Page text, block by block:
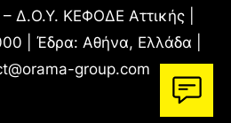
Δ.Ο.Υ. ΚΕΦΟΔΕ Αττικής |
| Έδρα: Αθήνα, Ελλάδα |
group.com